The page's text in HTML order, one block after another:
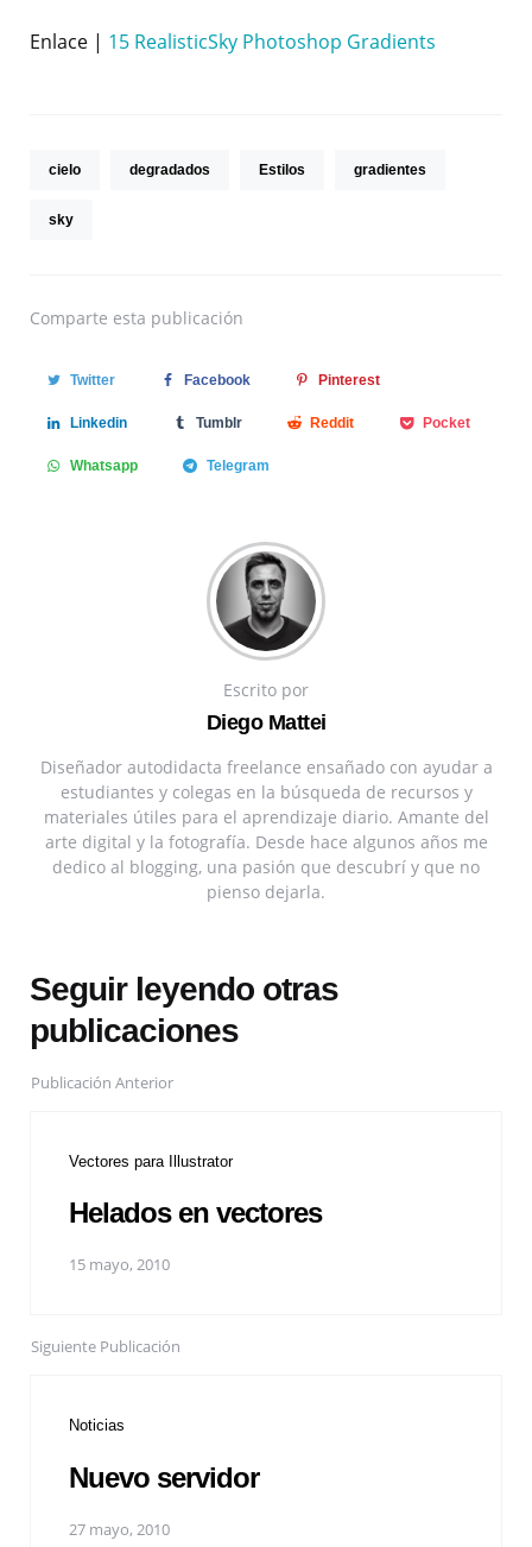
Enlace | 15 RealisticSky Photoshop Gradients
cielo degradados Estilos gradientes
sky
Comparte esta publicación
Twitter Facebook Pinterest
Linkedin Tumblr Reddit Pocket
Whatsapp Telegram
Escrito por
Diego Mattei
Diseñador autodidacta freelance ensañado con ayudar a
estudiantes y colegas en la búsqueda de recursos y
materiales útiles para el aprendizaje diario. Amante del
arte digital y la fotografía. Desde hace algunos años me
dedico al blogging, una pasión que descubrí y que no
pienso dejarla.
Seguir leyendo otras
publicaciones
Publicación Anterior
Vectores para Illustrator
Helados en vectores
15 mayo, 2010
Siguiente Publicación
Noticias
Nuevo servidor
27 mayo, 2010